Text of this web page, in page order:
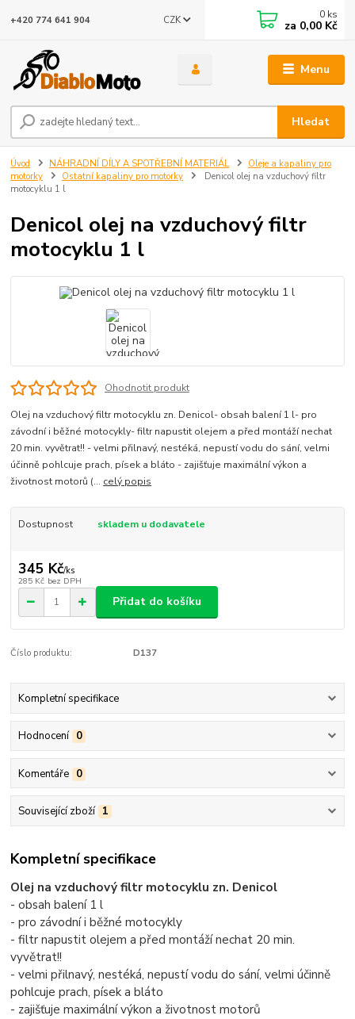
Menu
CZK
Hledat
+420 774 641 904 0 ks
za 0,00 Kč
Úvod NÁHRADNÍ DÍLY A SPOTŘEBNÍ MATERIÁL
Oleje a kapaliny pro
motorky
Ostatní kapaliny pro motorky
Denicol olej na vzduchový filtr
motocyklu 1 l
Denicol olej na vzduchový filtr
motocyklu 1 l
Ohodnotit produkt
Olej na vzduchový filtr motocyklu zn. Denicol- obsah balení 1 l- pro
závodní i běžné motocykly- filtr napustit olejem a před montáží nechat
20 min. vyvětrat!! - velmi přilnavý, nestéká, nepustí vodu do sání, velmi
účinně pohlcuje prach, písek a bláto - zajišťuje maximální výkon a
životnost motorů (... celý popis
Dostupnost skladem u dodavatele
345 Kč/ks
285 Kč bez DPH
Přidat do košíku
Číslo produktu: D137
Kompletní specifikace
Hodnocení 0
Komentáře 0
Související zboží 1
Kompletní specifikace
Olej na vzduchový filtr motocyklu zn. Denicol
- obsah balení 1 l
- pro závodní i běžné motocykly
- filtr napustit olejem a před montáží nechat 20 min.
vyvětrat!!
- velmi přilnavý, nestéká, nepustí vodu do sání, velmi účinně
pohlcuje prach, písek a bláto
- zajišťuje maximální výkon a životnost motorů